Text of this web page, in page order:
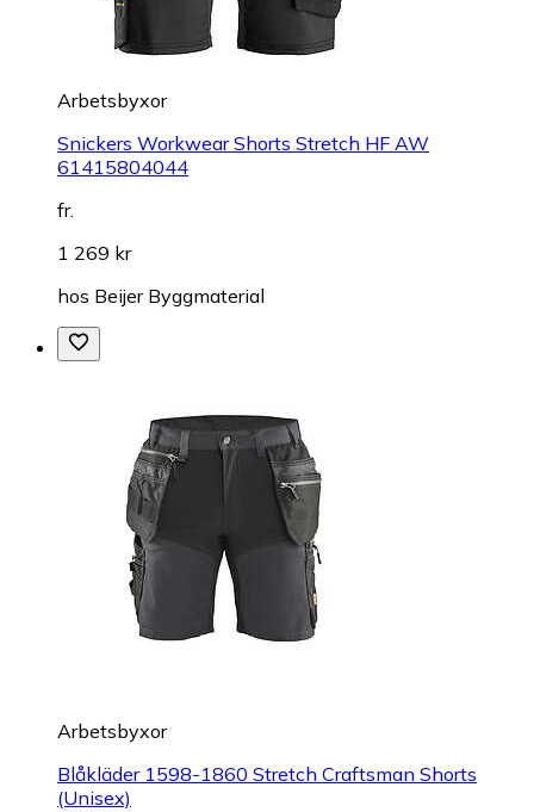
Arbetsbyxor
Snickers Workwear Shorts Stretch HF AW
61415804044
fr.
1 269 kr
hos Beijer Byggmaterial
Arbetsbyxor
Blåkläder 1598-1860 Stretch Craftsman Shorts
(Unisex)